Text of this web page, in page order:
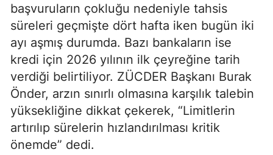
başvuruların çokluğu nedeniyle tahsis
süreleri geçmişte dört hafta iken bugün iki
ayı aşmış durumda. Bazı bankaların ise
kredi için 2026 yılının ilk çeyreğine tarih
verdiği belirtiliyor. ZÜCDER Başkanı Burak
Önder, arzın sınırlı olmasına karşılık talebin
yüksekliğine dikkat çekerek, “Limitlerin
artırılıp sürelerin hızlandırılması kritik
önemde” dedi.